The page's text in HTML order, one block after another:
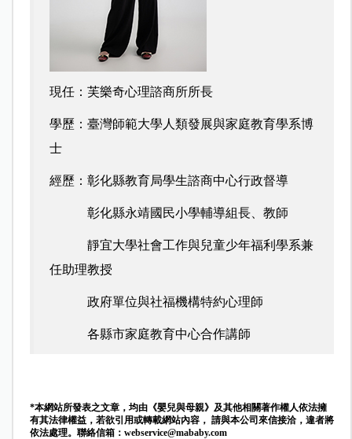
現任：芙樂奇心理諮商所所長
學歷：臺灣師範大學人類發展與家庭教育學系博
士
經歷：彰化縣教育局學生諮商中心行政督導
彰化縣永靖國民小學輔導組長、教師
靜宜大學社會工作與兒童少年福利學系兼
任助理教授
政府單位與社福機構特約心理師
各縣市家庭教育中心合作講師
*本網站所發表之文章，均由《嬰兒與母親》及其他相關著作權人依法擁
有其法律權益，若欲引用或轉載網站內容， 請與本公司來信接洽，違者將
依法處理。聯絡信箱： webservice@mababy.com